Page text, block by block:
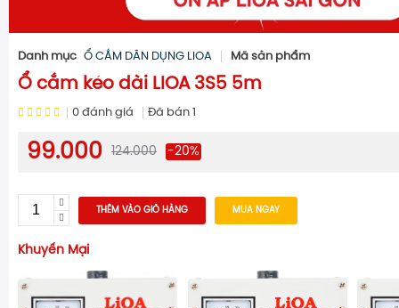
Danh mục Ổ CẮM DÂN DỤNG LIOA Mã sản phẩm
Ổ cắm kéo dài LIOA 3S5 5m
0 đánh giá Đã bán 1
99.000 124.000 -20%
THÊM VÀO GIỎ HÀNG MUA NGAY
Khuyến Mại